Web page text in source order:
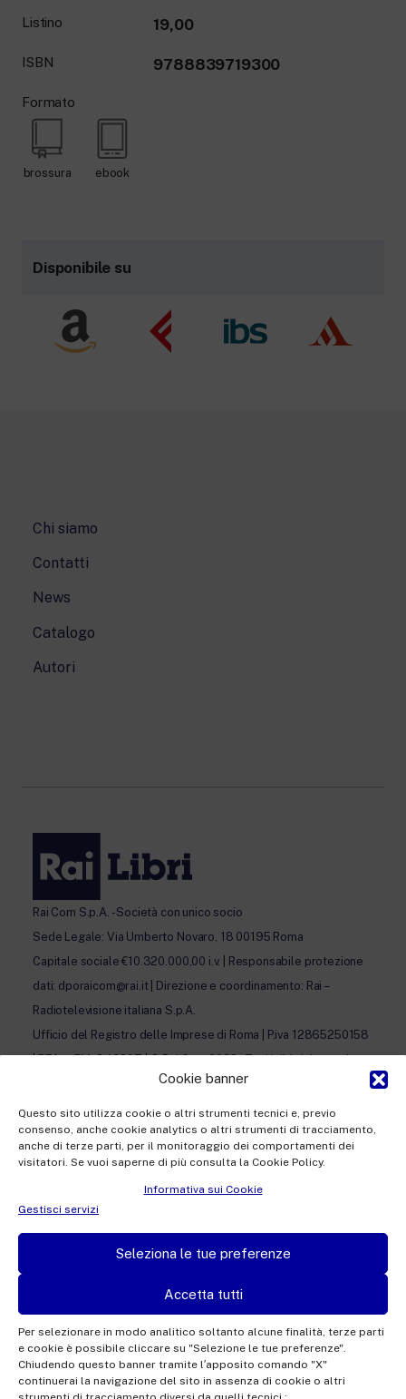
Cookie banner
Questo sito utilizza cookie o altri strumenti tecnici e, previo
consenso, anche cookie analytics o altri strumenti di tracciamento,
anche di terze parti, per il monitoraggio dei comportamenti dei
visitatori. Se vuoi saperne di più consulta la Cookie Policy.
Informativa sui Cookie
Gestisci servizi
Seleziona le tue preferenze
Accetta tutti
Per selezionare in modo analitico soltanto alcune finalità, terze parti
e cookie è possibile cliccare su "Selezione le tue preferenze".
Chiudendo questo banner tramite l′apposito comando "X"
continuerai la navigazione del sito in assenza di cookie o altri
Listino 19,00
ISBN 9788839719300
Formato
brossura ebook
Disponibile su
Chi siamo
Contatti
News
Catalogo
Autori
Rai Com S.p.A. - Società con unico socio
Sede Legale: Via Umberto Novaro, 18 00195 Roma
Capitale sociale €10.320.000,00 i.v. | Responsabile protezione
dati: dporaicom@rai.it | Direzione e coordinamento: Rai –
Radiotelevisione italiana S.p.A.
Ufficio del Registro delle Imprese di Roma | P.iva 12865250158
| REA n. RM- 949207 | © Rai Com 2026 - Tutti i diritti riservati
Facebook Twitter Instagram LinkedIn
Privacy Policy
This site is protected by reCAPTCHA and the GooglePrivacy PolicyandTerms of
Serviceapply.